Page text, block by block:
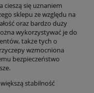
cieszą się uznaniem
sklepu ze względu na
oraz bardzo duży
wykorzystywać je do
także tych o
wzmocniona
bezpieczeństwo
stabilność